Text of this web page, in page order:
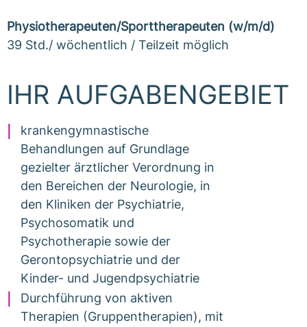
Physiotherapeuten/Sporttherapeuten (w/m/d)
39 Std./ wöchentlich / Teilzeit möglich
IHR AUFGABENGEBIET
krankengymnastische
Behandlungen auf Grundlage
gezielter ärztlicher Verordnung in
den Bereichen der Neurologie, in
den Kliniken der Psychiatrie,
Psychosomatik und
Psychotherapie sowie der
Gerontopsychiatrie und der
Kinder- und Jugendpsychiatrie
Durchführung von aktiven
Therapien (Gruppentherapien), mit